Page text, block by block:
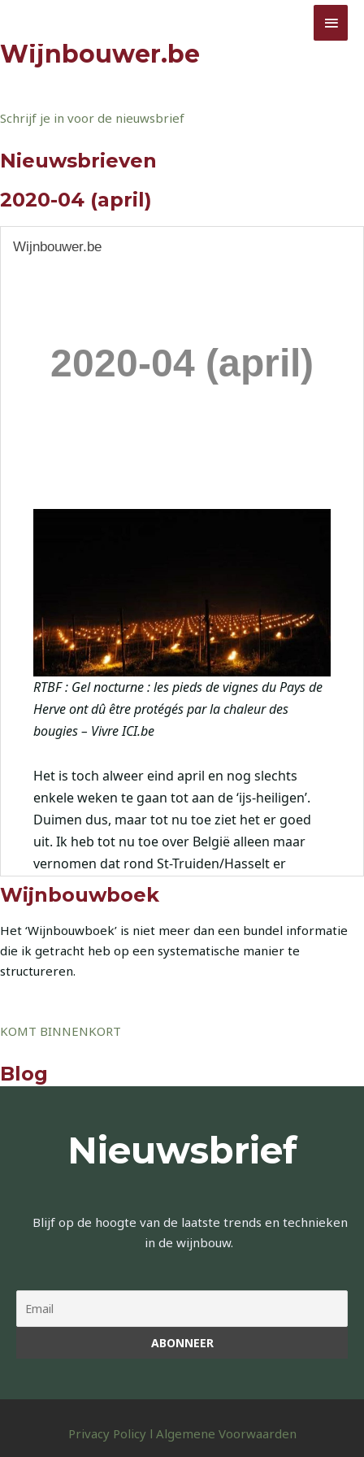
de
inhoud
Jouw informatiebron omtrent wijnbouw
Wijnbouwer.be
Schrijf je in voor de nieuwsbrief
Nieuwsbrieven
2020-04 (april)
Wijnbouwboek
Het ‘Wijnbouwboek’ is niet meer dan een bundel informatie
die ik getracht heb op een systematische manier te
structureren.
KOMT BINNENKORT
Blog
Nieuwsbrief
Blijf op de hoogte van de laatste trends en technieken
in de wijnbouw.
Privacy Policyl Algemene Voorwaarden